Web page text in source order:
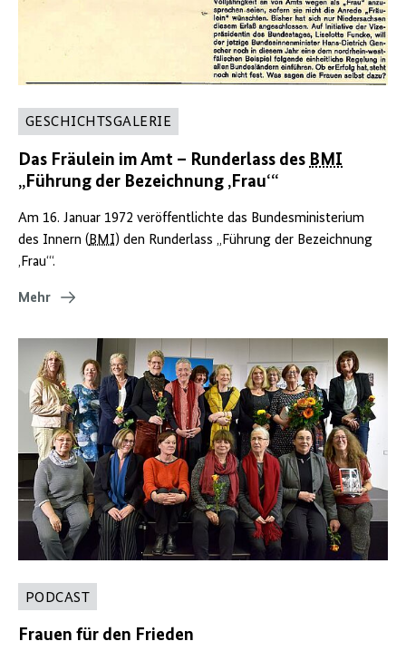
GESCHICHTSGALERIE
Das Fräulein im Amt – Runderlass des BMI
„Führung der Bezeichnung ‚Frau‘“
Am 16. Januar 1972 veröffentlichte das Bundesministerium
des Innern ( BMI) den Runderlass „Führung der Bezeichnung
‚Frau‘“.
Mehr
PODCAST
Frauen für den Frieden